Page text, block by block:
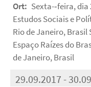
Ort: Sexta-­‐feira,
Estudos Sociais e
Rio de Janeiro, Brasil
Espaço Raízes do
de Janeiro, Brasil
29.09.2017 -